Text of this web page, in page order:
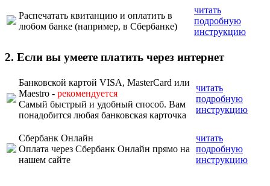
Распечатать квитанцию и оплатить в
любом банке (например, в Сбербанке)
читать
подробную
инструкцию
2. Если вы умеете платить через интернет
Банковской картой VISA, MasterCard или
Maestro - рекомендуется
Самый быстрый и удобный способ. Вам
понадобится любая банковская карточка
читать
подробную
инструкцию
Сбербанк Онлайн
Оплата через Сбербанк Онлайн прямо на
нашем сайте
читать
подробную
инструкцию